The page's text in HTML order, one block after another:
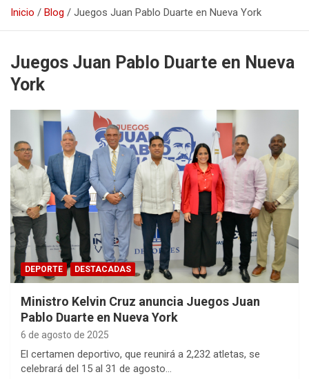
Inicio Blog Juegos Juan Pablo Duarte en Nueva York
Juegos Juan Pablo Duarte en Nueva
York
DEPORTE DESTACADAS
Ministro Kelvin Cruz anuncia Juegos Juan
Pablo Duarte en Nueva York
6 de agosto de 2025
El certamen deportivo, que reunirá a 2,232 atletas, se
celebrará del 15 al 31 de agosto…